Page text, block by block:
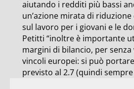
aiutando i redditi più bassi
un’azione mirata di
sul lavoro per i giovani e le
Petitti “inoltre è importante
margini di bilancio, per
vincoli europei: si può
previsto al 2.7 (quindi